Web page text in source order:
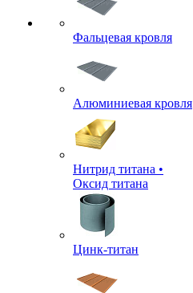
Фальцевая кровля
Алюминиевая кровля
Нитрид титана •
Оксид титана
Цинк-титан